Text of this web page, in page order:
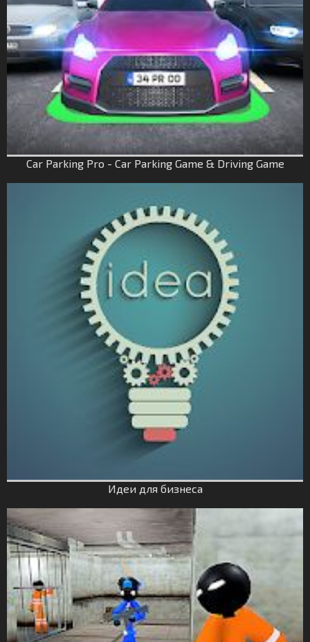
Car Parking Pro - Car Parking Game & Driving Game
Идеи для бизнеса